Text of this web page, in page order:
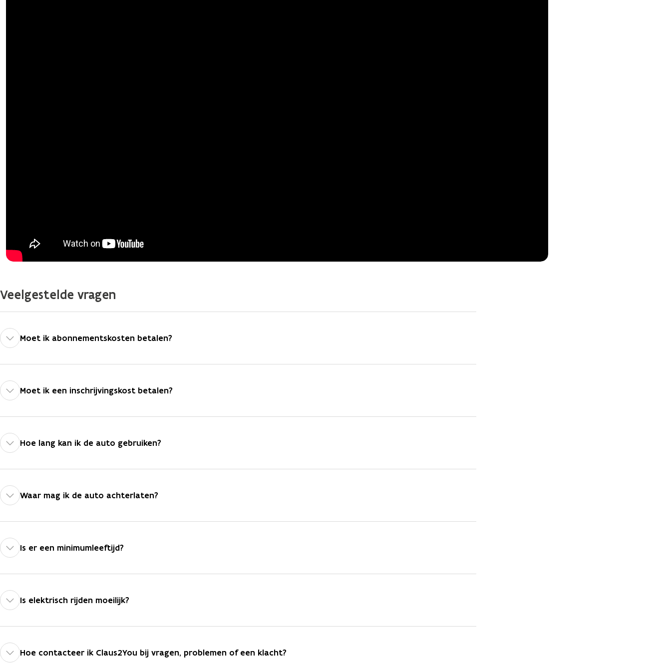
Veelgestelde vragen
Moet ik abonnementskosten betalen?
Moet ik een inschrijvingskost betalen?
Hoe lang kan ik de auto gebruiken?
Waar mag ik de auto achterlaten?
Is er een minimumleeftijd?
Is elektrisch rijden moeilijk?
Hoe contacteer ik Claus2You bij vragen, problemen of een klacht?